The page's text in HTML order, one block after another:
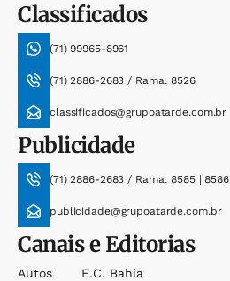
Classificados
(71) 99965-8961
(71) 2886-2683 / Ramal 8526
classificados@grupoatarde.com.br
Publicidade
(71) 2886-2683 / Ramal 8585 | 8586
publicidade@grupoatarde.com.br
Canais e Editorias
Autos
E.c. Bahia